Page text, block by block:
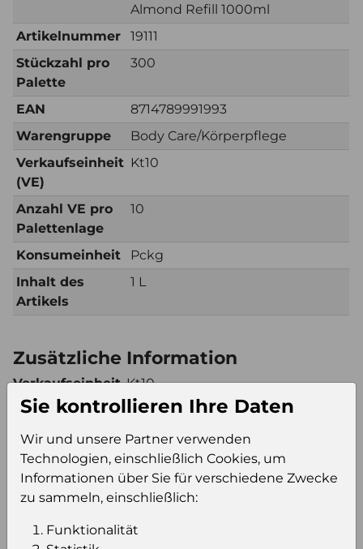
Almond Refill 1000ml
Artikelnummer
19111
Stückzahl pro
Palette
300
EAN
8714789991993
Warengruppe
Body Care/Körperpflege
Verkaufseinheit
(VE)
Kt10
Anzahl VE pro
Palettenlage
10
Konsumeinheit
Pckg
Inhalt des
Artikels
1 L
Zusätzliche Information
Verkaufseinheit
(VE)
Kt10
pro Palette
Konsumeinheit Pckg
Stückzahl pro
300
Sie kontrollieren Ihre Daten
Wir und unsere Partner verwenden
Technologien, einschließlich Cookies, um
Informationen über Sie für verschiedene Zwecke
zu sammeln, einschließlich:
Funktionalität